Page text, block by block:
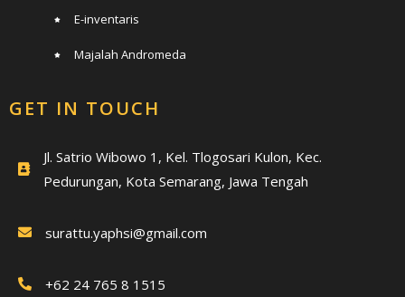
E-inventaris
Majalah Andromeda
GET IN TOUCH
Jl. Satrio Wibowo 1, Kel. Tlogosari Kulon, Kec.
Pedurungan, Kota Semarang, Jawa Tengah
surattu.yaphsi@gmail.com
+62 24 765 8 1515